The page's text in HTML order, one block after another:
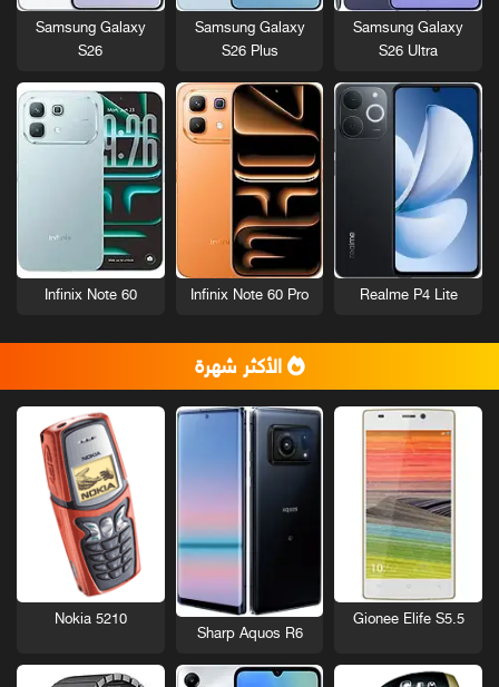
Samsung Galaxy
S26 Ultra
Samsung Galaxy
S26 Plus
Samsung Galaxy
S26
Realme P4 Lite
Infinix Note 60 Pro
Infinix Note 60
الأكثر شهرة
Gionee Elife S5.5
Sharp Aquos R6
Nokia 5210